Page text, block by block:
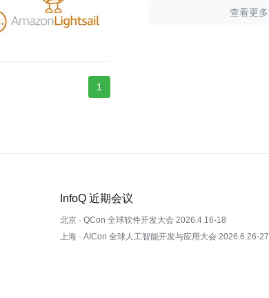
1
查看更多
InfoQ 近期会议
北京 · QCon 全球软件开发大会 2026.4.16-18
上海 · AICon 全球人工智能开发与应用大会 2026.6.26-27